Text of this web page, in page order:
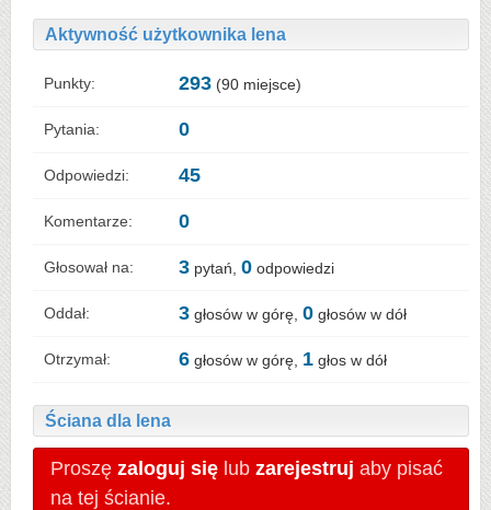
Aktywność użytkownika lena
Punkty: 293 (90 miejsce)
Pytania: 0
Odpowiedzi: 45
Komentarze: 0
Głosował na: 3 pytań, 0 odpowiedzi
Oddał: 3 głosów w górę, 0 głosów w dół
Otrzymał: 6 głosów w górę, 1 głos w dół
Ściana dla lena
Proszę zaloguj się lub zarejestruj aby pisać
na tej ścianie.